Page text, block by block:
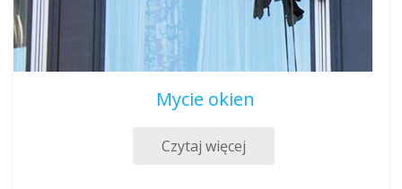
Mycie okien
Czytaj więcej